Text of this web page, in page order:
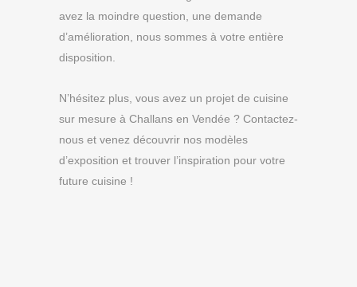
avez la moindre question, une demande
d’amélioration, nous sommes à votre entière
disposition.
N’hésitez plus, vous avez un projet de cuisine
sur mesure à Challans en Vendée ? Contactez-
nous et venez découvrir nos modèles
d’exposition et trouver l’inspiration pour votre
future cuisine !